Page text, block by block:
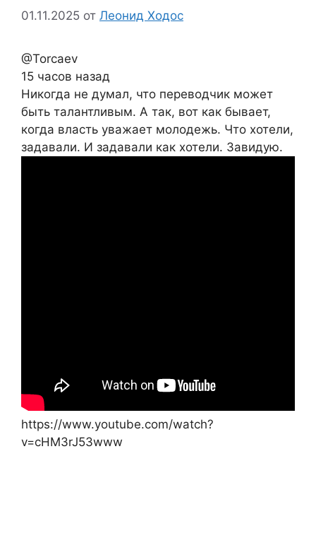
01.11.2025 от Леонид Ходос
@Torcaev
15 часов назад
Никогда не думал, что переводчик может
быть талантливым. А так, вот как бывает,
когда власть уважает молодежь. Что хотели,
задавали. И задавали как хотели. Завидую.
https://www.youtube.com/watch?
v=cHM3rJ53www